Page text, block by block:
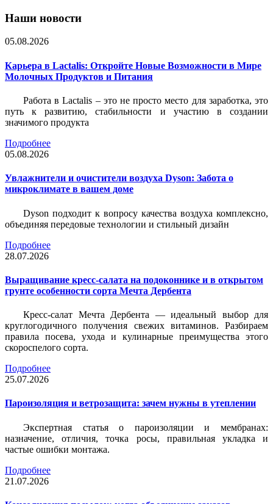
Наши новости
05.08.2026
Карьера в Lactalis: Откройте Новые Возможности в Мире
Молочных Продуктов и Питания
Работа в Lactalis – это не просто место для заработка, это
путь к развитию, стабильности и участию в создании
значимого продукта
Подробнее
05.08.2026
Увлажнители и очистители воздуха Dyson: Забота о
микроклимате в вашем доме
Dyson подходит к вопросу качества воздуха комплексно,
объединяя передовые технологии и стильный дизайн
Подробнее
28.07.2026
Выращивание кресс-салата на подоконнике и в открытом
грунте особенности сорта Мечта Дербента
Кресс-салат Мечта Дербента — идеальный выбор для
круглогодичного получения свежих витаминов. Разбираем
правила посева, ухода и кулинарные преимущества этого
скороспелого сорта.
Подробнее
25.07.2026
Пароизоляция и ветрозащита: зачем нужны в утеплении
Экспертная статья о пароизоляции и мембранах:
назначение, отличия, точка росы, правильная укладка и
частые ошибки монтажа.
Подробнее
21.07.2026